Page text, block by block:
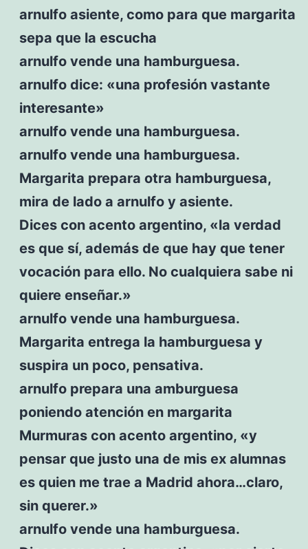
arnulfo asiente, como para que margarita
sepa que la escucha
arnulfo vende una hamburguesa.
arnulfo dice: «una profesión vastante
interesante»
arnulfo vende una hamburguesa.
arnulfo vende una hamburguesa.
Margarita prepara otra hamburguesa,
mira de lado a arnulfo y asiente.
Dices con acento argentino, «la verdad
es que sí, además de que hay que tener
vocación para ello. No cualquiera sabe ni
quiere enseñar.»
arnulfo vende una hamburguesa.
Margarita entrega la hamburguesa y
suspira un poco, pensativa.
arnulfo prepara una amburguesa
poniendo atención en margarita
Murmuras con acento argentino, «y
pensar que justo una de mis ex alumnas
es quien me trae a Madrid ahora…claro,
sin querer.»
arnulfo vende una hamburguesa.